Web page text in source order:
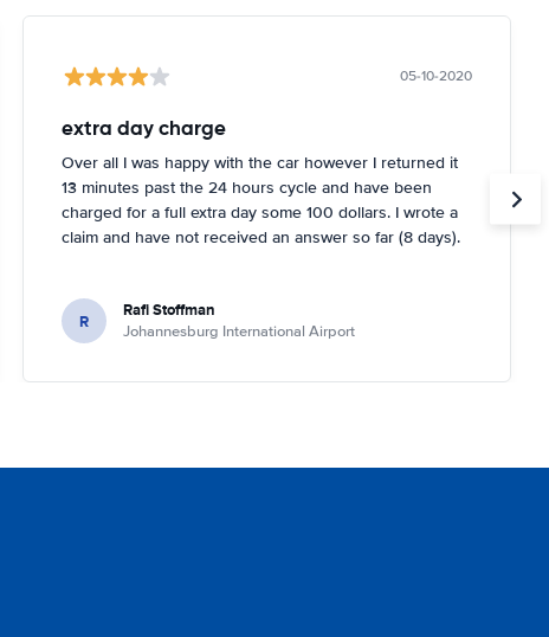
05-10-2020
extra day charge
Over all I was happy with the car however I returned it
13 minutes past the 24 hours cycle and have been
charged for a full extra day some 100 dollars. I wrote a
claim and have not received an answer so far (8 days).
R Rafi Stoffman
Johannesburg International Airport